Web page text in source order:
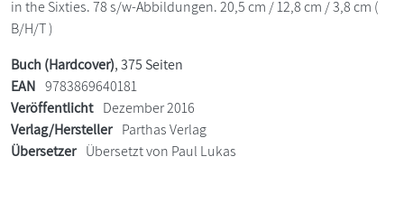
in the Sixties. 78 s/w-Abbildungen. 20,5 cm / 12,8 cm / 3,8 cm (
B/H/T )
Buch (Hardcover), 375 Seiten
EAN 9783869640181
Veröffentlicht Dezember 2016
Verlag/Hersteller Parthas Verlag
Übersetzer Übersetzt von Paul Lukas